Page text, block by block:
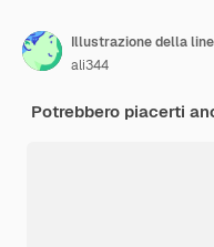
Illustrazione della
ali344
Potrebbero piacerti